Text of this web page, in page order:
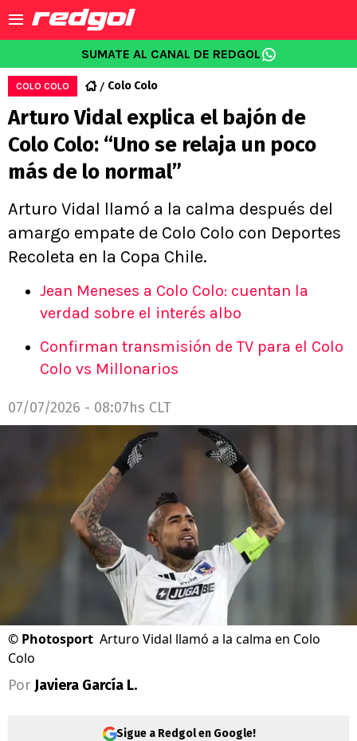
SUMATE AL CANAL DE REDGOL
COLO COLO Colo Colo
Arturo Vidal explica el bajón de
Colo Colo: “Uno se relaja un poco
más de lo normal”
Arturo Vidal llamó a la calma después del
amargo empate de Colo Colo con Deportes
Recoleta en la Copa Chile.
Jean Meneses a Colo Colo: cuentan la
verdad sobre el interés albo
Confirman transmisión de TV para el Colo
Colo vs Millonarios
07/07/2026 - 08:07hs CLT
© Photosport Arturo Vidal llamó a la calma en Colo
Colo
Por Javiera García L.
Sigue a Redgol en Google!